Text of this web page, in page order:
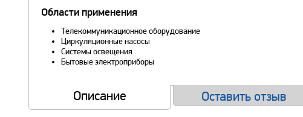
Области применения
Телекоммуникационное оборудование
Циркуляционные насосы
Системы освещения
Бытовые электроприборы
Описание Оставить отзыв